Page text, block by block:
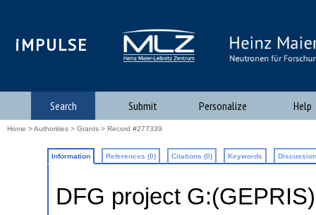
iMPULSE
Search Submit Personalize Help
Home >Authorities > Grants > Record #277339
Information References (0) Citations (0) Keywords
DFG project